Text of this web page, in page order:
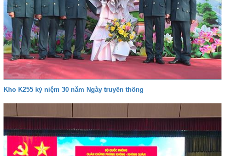
Kho K255 kỷ niệm 30 năm Ngày truyền thống